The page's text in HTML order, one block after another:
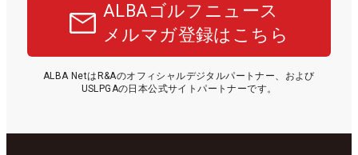
ALBAゴルフニュース
メルマガ登録はこちら
ALBA NetはR&Aのオフィシャルデジタルパートナー、および
USLPGAの日本公式サイトパートナーです。